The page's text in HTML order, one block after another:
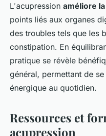
L'acupression améliore
points liés aux organes
des troubles tels que les
constipation. En
pratique se révèle
général, permettant de
énergique au quotidien.
Ressources et
acupression